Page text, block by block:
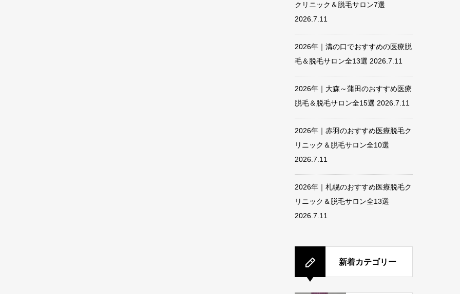
クリニック＆脱毛サロン7選
2026.7.11
2026年｜溝の口でおすすめの医療脱
毛＆脱毛サロン全13選 2026.7.11
2026年｜大森～蒲田のおすすめ医療
脱毛＆脱毛サロン全15選 2026.7.11
2026年｜赤羽のおすすめ医療脱毛ク
リニック＆脱毛サロン全10選
2026.7.11
2026年｜札幌のおすすめ医療脱毛ク
リニック＆脱毛サロン全13選
2026.7.11
新着カテゴリー